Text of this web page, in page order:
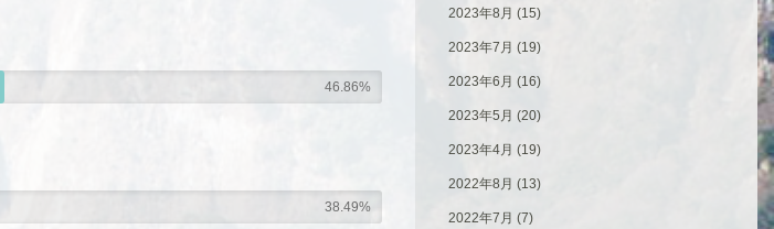
46.86%
38.49%
2023年8月 (15)
2023年7月 (19)
2023年6月 (16)
2023年5月 (20)
2023年4月 (19)
2022年8月 (13)
2022年7月 (7)